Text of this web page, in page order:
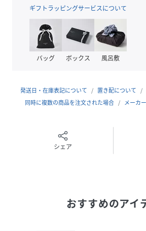
・インナーの配色で着こなしを楽しむの
-FABRIC-
・レーヨンとナイロンを使用
・夏らしいドライなタッチ感の糸を使用
■取扱方法
ンしてください。保管の際は、ハンガ
たくずれしやすいので、必ずたたんで平
都合上、お届け予定時期が前後する場
ギフトラッピングサービスについて
バッグ ボックス 風呂敷
発送日・在庫表記について 置き配について
同時に複数の商品を注文された場合
メーカ
シェア
おすすめのアイ